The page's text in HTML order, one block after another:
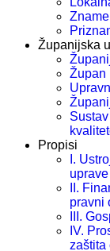
Županijska
Župan
Propisi
I.
uprave
II.
pravni
III.
IV.
zaštita